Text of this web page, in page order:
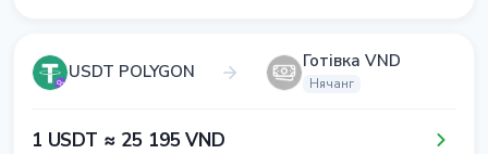
USDT POLYGON Готівка VND
Нячанг
1​ USDT ≈ 2​5​ 1​9​5​ VND